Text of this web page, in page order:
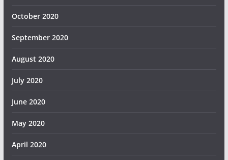
October 2020
September 2020
August 2020
July 2020
June 2020
May 2020
April 2020